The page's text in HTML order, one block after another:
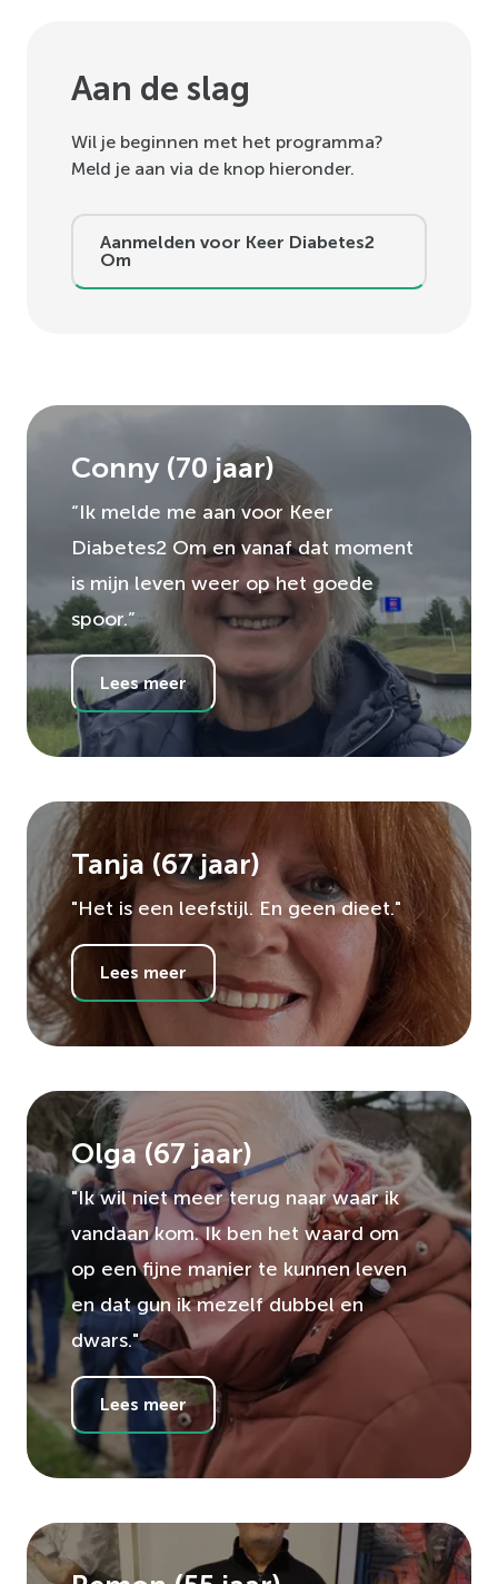
Aan de slag
Wil je beginnen met het programma?
Meld je aan via de knop hieronder.
Aanmelden voor Keer Diabetes2
Om
Conny (70jaar)
“Ik melde me aan voor Keer
Diabetes2 Om en vanaf dat moment
is mijn leven weer op het goede
spoor.”
Lees meer
Tanja (67jaar)
"Het is een leefstijl. En geen dieet."
Lees meer
Olga (67 jaar)
"Ik wil niet meer terug naar waar ik
vandaan kom. Ik ben het waard om
op een fijne manier te kunnen leven
en dat gun ik mezelf dubbel en
dwars."
Lees meer